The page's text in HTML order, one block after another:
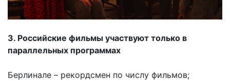
3. Российские фильмы участвуют только в
параллельных программах
Берлинале – рекордсмен по числу фильмов;